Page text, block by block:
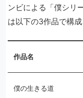
ンビによる「僕シリ
は以下の3作品で構成
作品名
僕の生きる道